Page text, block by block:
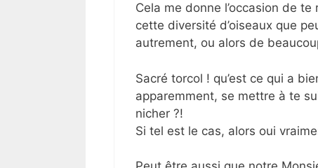
Cela me donne l’occasion de
cette diversité d’oiseaux que
autrement, ou alors de
Sacré torcol ! qu’est ce qui a
apparemment, se mettre à te
nicher ?!
Si tel est le cas, alors oui